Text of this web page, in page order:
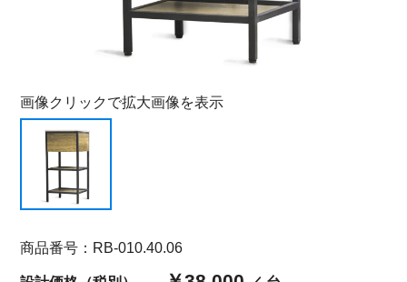
画像クリックで拡大画像を表示
商品番号：RB-010.40.06